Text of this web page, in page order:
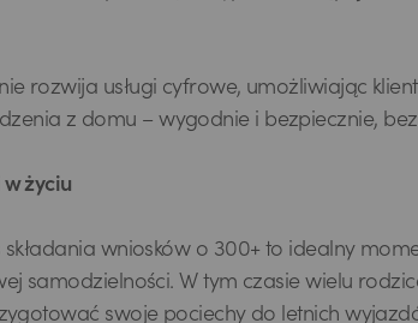
rozwija usługi cyfrowe, umożliwiając
z domu – wygodnie i bezpiecznie,
życiu
składania wniosków o 300+ to idealny
samodzielności. W tym czasie wielu
swoje pociechy do letnich